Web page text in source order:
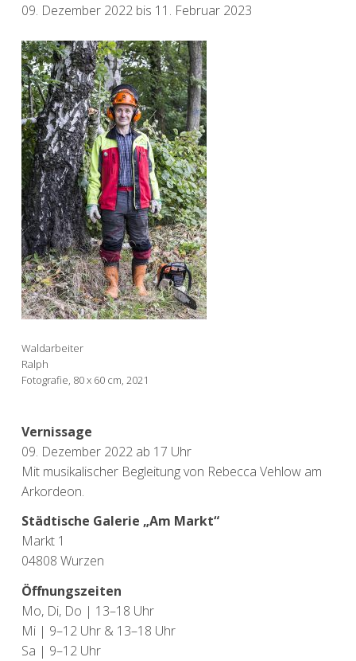
09. Dezember 2022 bis 11. Februar 2023
Waldarbeiter
Ralph
Fotografie, 80 x 60 cm, 2021
Vernissage
09. Dezember 2022 ab 17 Uhr
Mit musikalischer Begleitung von Rebecca Vehlow am
Arkordeon.
Städtische Galerie „Am Markt“
Markt 1
04808 Wurzen
Öffnungszeiten
Mo, Di, Do | 13–18 Uhr
Mi | 9–12 Uhr & 13–18 Uhr
Sa | 9–12 Uhr